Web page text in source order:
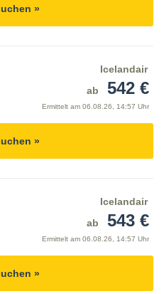
»
Icelandair
ab
542 €
Ermittelt am 06.08.26, 14:57 Uhr
»
Icelandair
ab
543 €
Ermittelt am 06.08.26, 14:57 Uhr
»